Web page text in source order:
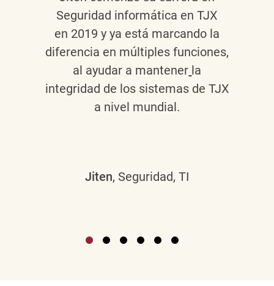
Seguridad informática en TJX
en 2019 y ya está marcando la
diferencia en múltiples funciones,
al ayudar a mantener la
integridad de los sistemas de TJX
a nivel mundial.
Jiten, Seguridad, TI